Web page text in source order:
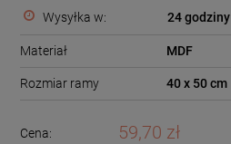
Wysyłka w:
24 godziny
Materiał MDF
Rozmiar ramy 40 x 50 cm
Cena: 59,70 zł